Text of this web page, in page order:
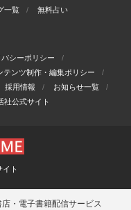
一覧 無料占い
バシーポリシー
テンツ制作・編集ポリシー
採用情報
お知らせ一覧
社公式サイト
イト
・電子書籍配信サービス